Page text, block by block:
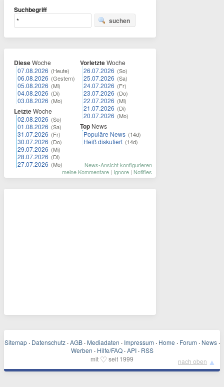
Suchbegriff
suchen
DieseWoche
07.08.2026 (Heute)
06.08.2026 (Gestern)
05.08.2026 (Mi)
04.08.2026 (Di)
03.08.2026 (Mo)
LetzteWoche
02.08.2026 (So)
01.08.2026 (Sa)
31.07.2026 (Fr)
30.07.2026 (Do)
29.07.2026 (Mi)
28.07.2026 (Di)
27.07.2026 (Mo)
VorletzteWoche
26.07.2026 (So)
25.07.2026 (Sa)
24.07.2026 (Fr)
23.07.2026 (Do)
22.07.2026 (Mi)
21.07.2026 (Di)
20.07.2026 (Mo)
Top News
Populäre News (14d)
Heiß diskutiert (14d)
News-Ansicht konfigurieren
meine Kommentare | Ignore | Notifies
Sitemap · Datenschutz · AGB · Mediadaten · Impressum · Home · Forum · News ·
Werben · Hilfe/FAQ · API · RSS
mit ♡ seit 1999 nach oben ▲